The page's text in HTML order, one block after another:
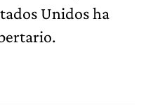
Unidos ha